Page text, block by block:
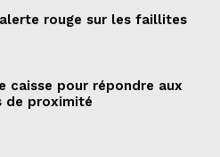
rouge sur les faillites
caisse pour répondre aux
de proximité